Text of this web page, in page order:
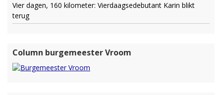
Vier dagen, 160 kilometer: Vierdaagsedebutant Karin blikt
terug
Column burgemeester Vroom